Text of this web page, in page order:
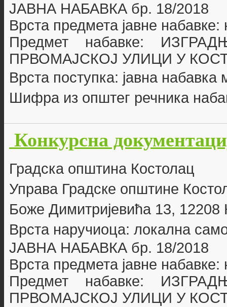
ЈАВНА НАБАВКА бр. 18/2018
Врста предмета јавне
Предмет набавке:
ПРВОМАЈСКОЈ УЛИЦИ У
Врста поступка: јавна набавка
Шифра из општег речника
Конкурсна
Градска општина Костолац
Управа Градске општине
Боже Димитријевића 13, 12208
Врста наручиоца: локална
ЈАВНА НАБАВКА бр. 18/2018
Врста предмета јавне
Предмет набавке:
ПРВОМАЈСКОЈ УЛИЦИ У